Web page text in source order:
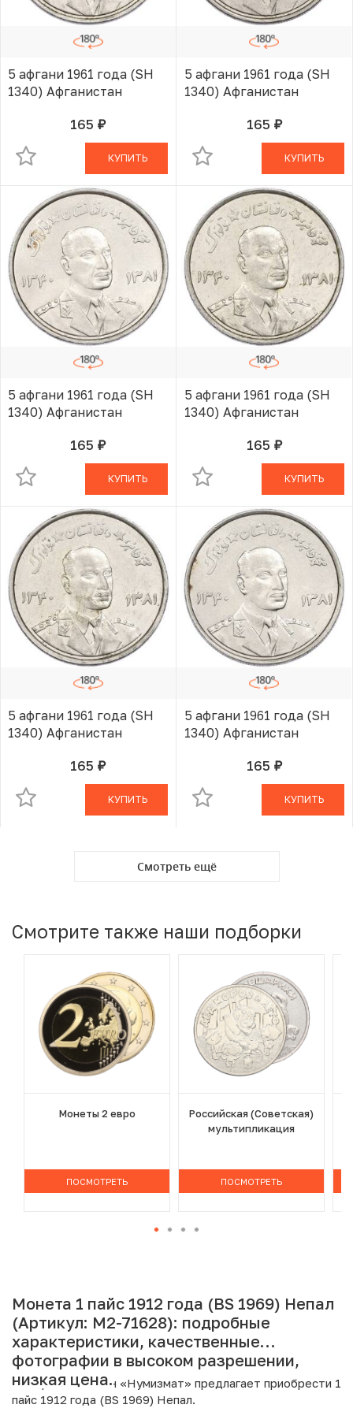
5 афгани 1961 года (SH
1340) Афганистан
165 руб.В КОРЗИНЕ
КУПИТЬ
5 афгани 1961 года (SH
1340) Афганистан
165 руб.В КОРЗИНЕ
КУПИТЬ
5 афгани 1961 года (SH
1340) Афганистан
165 руб.В КОРЗИНЕ
КУПИТЬ
5 афгани 1961 года (SH
1340) Афганистан
165 руб.В КОРЗИНЕ
КУПИТЬ
5 афгани 1961 года (SH
1340) Афганистан
165 руб.В КОРЗИНЕ
КУПИТЬ
5 афгани 1961 года (SH
1340) Афганистан
165 руб.В КОРЗИНЕ
КУПИТЬ
Смотреть ещё
Смотрите также наши подборки
Монеты 2 евро
ПОСМОТРЕТЬ
Российская (Советская)
мультипликация
ПОСМОТРЕТЬ
Монета 1 пайс 1912 года (BS 1969) Непал
(Артикул: M2-71628): подробные
характеристики, качественные
фотографии в высоком разрешении,
низкая цена.
Интернет магазин «Нумизмат» предлагает приобрести 1
пайс 1912 года (BS 1969) Непал.